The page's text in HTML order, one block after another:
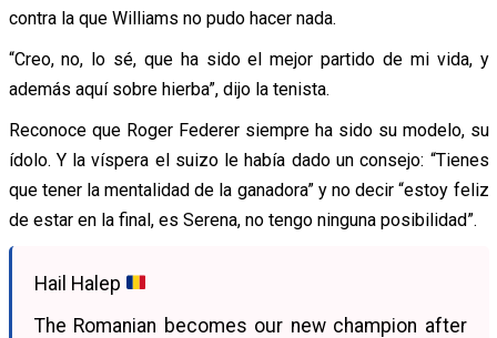
contra la que Williams no pudo hacer nada.
“Creo, no, lo sé, que ha sido el mejor partido de mi vida, y
además aquí sobre hierba”, dijo la tenista.
Reconoce que Roger Federer siempre ha sido su modelo, su
ídolo. Y la víspera el suizo le había dado un consejo: “Tienes
que tener la mentalidad de la ganadora” y no decir “estoy feliz
de estar en la final, es Serena, no tengo ninguna posibilidad”.
Hail Halep
The Romanian becomes our new champion after